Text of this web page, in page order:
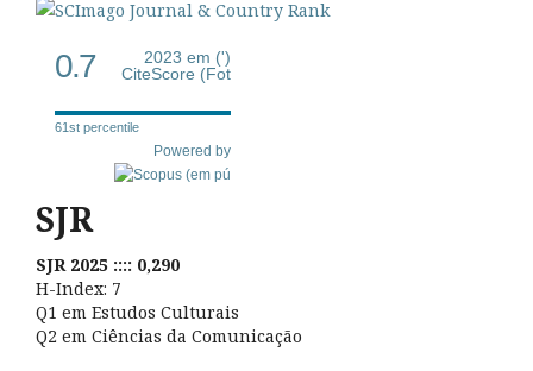
0.7
2023 em (')
CiteScore (Fot
61st percentile
Powered by
SJR
SJR 2025 :::: 0,290
H-Index: 7
Q1 em Estudos Culturais
Q2 em Ciências da Comunicação